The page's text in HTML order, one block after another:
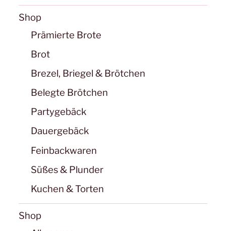
Shop
Prämierte Brote
Brot
Brezel, Briegel & Brötchen
Belegte Brötchen
Partygebäck
Dauergebäck
Feinbackwaren
Süßes & Plunder
Kuchen & Torten
Shop